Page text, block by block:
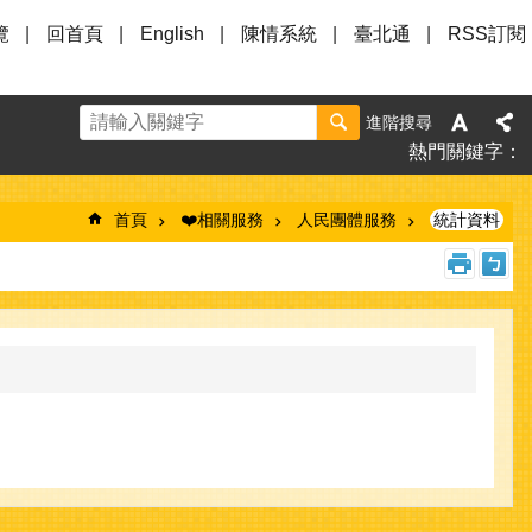
回首頁 English 陳情系統 臺北通 RSS訂閱
進階搜尋
熱門關鍵字
首頁 ❤️相關服務 人民團體服務 統計資料